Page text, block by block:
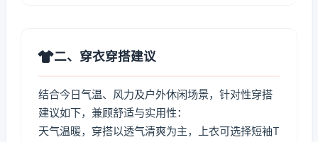
二、穿衣穿搭建议
结合今日气温、风力及户外休闲场景，针对性穿搭
建议如下，兼顾舒适与实用性：
天气温暖，穿搭以透气清爽为主，上衣可选择短袖T